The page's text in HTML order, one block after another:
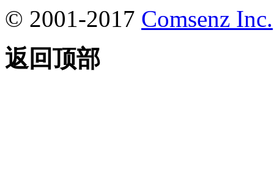
© 2001-2017 Comsenz Inc.
返回顶部